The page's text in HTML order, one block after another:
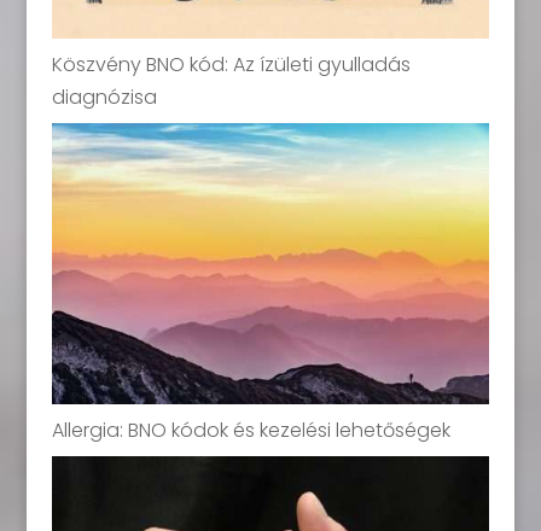
Köszvény BNO kód: Az ízületi gyulladás
diagnózisa
Allergia: BNO kódok és kezelési lehetőségek